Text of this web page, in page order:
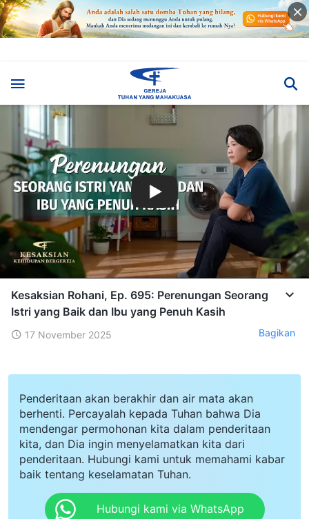
Kesaksian Rohani, Ep. 695: Perenungan Seorang
Istri yang Baik dan Ibu yang Penuh Kasih
17 November 2025 Bagikan
Penderitaan akan berakhir dan air mata akan
berhenti. Percayalah kepada Tuhan bahwa Dia
mendengar permohonan kita dalam penderitaan
kita, dan Dia ingin menyelamatkan kita dari
penderitaan. Hubungi kami untuk memahami kabar
baik tentang keselamatan Tuhan.
Hubungi kami via WhatsApp